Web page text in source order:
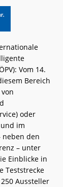
Vom 14.
Bereich
oder
im
neben den
– unter
Einblicke in
Teststrecke
Aussteller